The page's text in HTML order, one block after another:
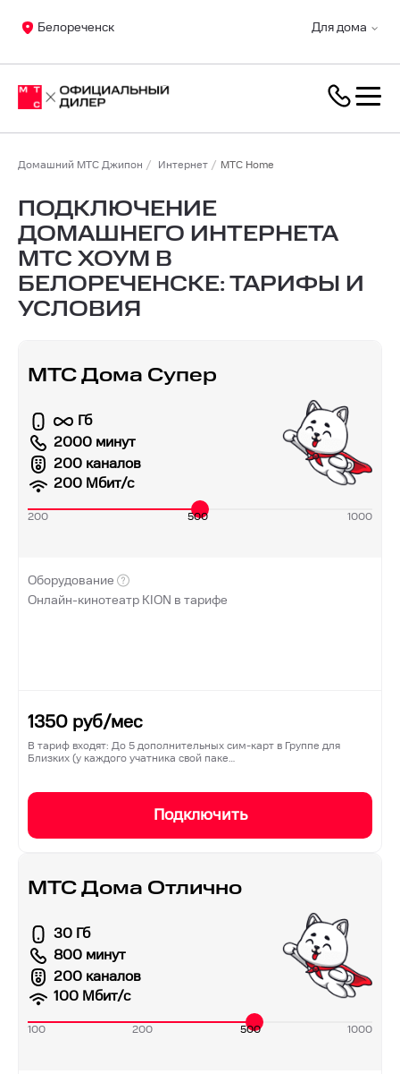
Для дома
Белореченск
Домашний МТС Джипон Интернет МТС Home
ПОДКЛЮЧЕНИЕ
ДОМАШНЕГО ИНТЕРНЕТА
МТС ХОУМ В
БЕЛОРЕЧЕНСКЕ: ТАРИФЫ И
УСЛОВИЯ
МТС Дома Супер
Гб
2000 минут
200 каналов
200 Мбит/с
200 500 1000
Оборудование
Онлайн-кинотеатр KION в тарифе
1350 руб/мес
В тариф входят: До 5 дополнительных сим-карт в Группе для
Близких (у каждого учатника свой паке…
Подключить
МТС Дома Отлично
30 Гб
800 минут
200 каналов
100 Мбит/с
100 200 500 1000